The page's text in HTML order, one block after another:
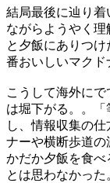
結局最後に辿り着
ながらようやく
と夕飯にありつけ
番おいしいマクド
こうして海外に
は堀下がる。。
し、情報収集の
ナーや横断歩道の
かだか夕飯を食べ
とは思わなかっ